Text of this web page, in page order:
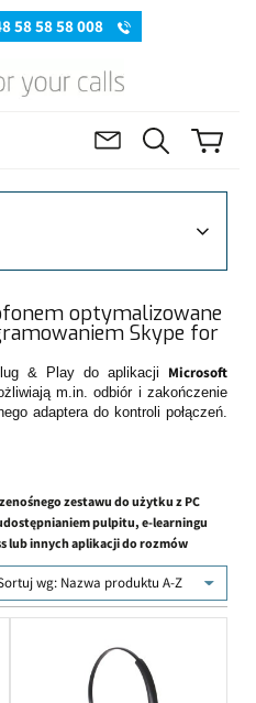
58 58 58 008
optymalizowane
Skype for
& Play do aplikacji Microsoft
m.in. odbiór i zakończenie
adaptera do kontroli połączeń.
zestawu do użytku z PC
pulpitu, e-learningu
lub innych aplikacji do rozmów
wg: Nazwa produktu A-Z